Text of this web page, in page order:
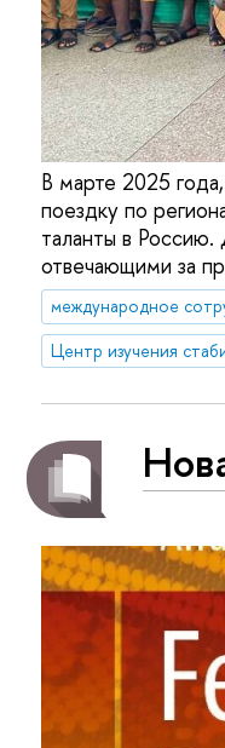
В марте 2025
поездку по
таланты в
отвечающими за
международное